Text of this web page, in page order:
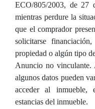
ECO/805/2003, de 27
mientras perdure la
que el comprador
solicitarse
propiedad o algún tipo
Anuncio no vinculante.
algunos datos pueden
acceder al inmueble,
estancias del inmueble.